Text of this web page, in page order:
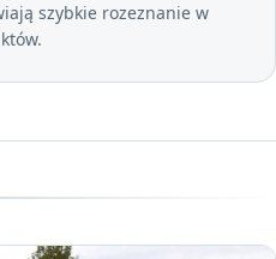
szybkie rozeznanie w